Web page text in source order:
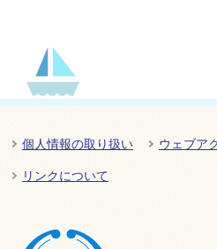
個人情報の取り扱い ウェブア
リンクについて